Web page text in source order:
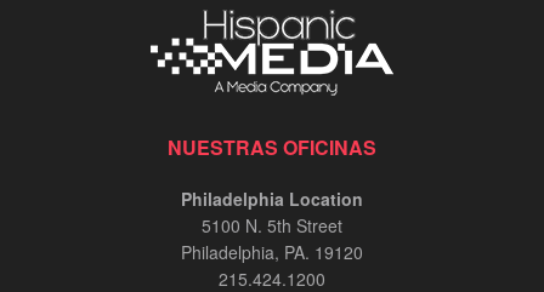
NUESTRAS OFICINAS
Philadelphia Location
5100 N. 5th Street
Philadelphia, PA. 19120
215.424.1200